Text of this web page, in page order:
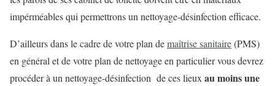
impérméables qui permettrons un nettoyage-désinfection efficace.
D’ailleurs dans le cadre de votre plan demaîtrise sanitaire(PMS)
en général et de votre plan de nettoyage en particulier vous devrez
procéder à un nettoyage-désinfection de ces lieuxau moins une